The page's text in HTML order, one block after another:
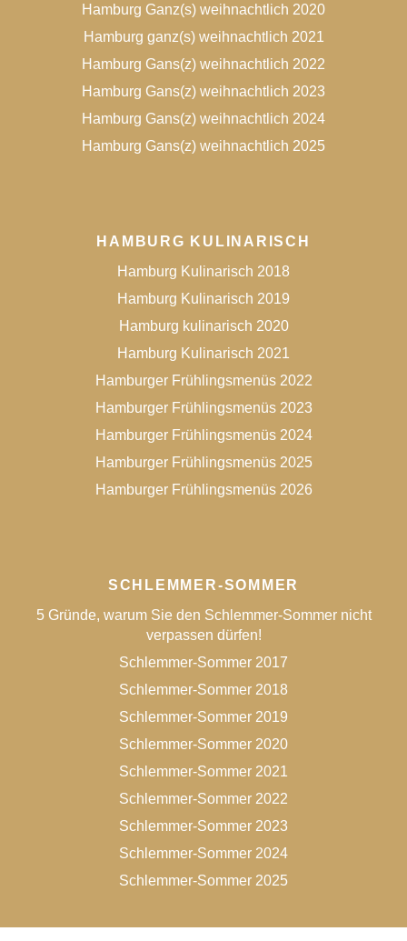
Hamburg Ganz(s) weihnachtlich 2020
Hamburg ganz(s) weihnachtlich 2021
Hamburg Gans(z) weihnachtlich 2022
Hamburg Gans(z) weihnachtlich 2023
Hamburg Gans(z) weihnachtlich 2024
Hamburg Gans(z) weihnachtlich 2025
HAMBURG KULINARISCH
Hamburg Kulinarisch 2018
Hamburg Kulinarisch 2019
Hamburg kulinarisch 2020
Hamburg Kulinarisch 2021
Hamburger Frühlingsmenüs 2022
Hamburger Frühlingsmenüs 2023
Hamburger Frühlingsmenüs 2024
Hamburger Frühlingsmenüs 2025
Hamburger Frühlingsmenüs 2026
SCHLEMMER-SOMMER
5 Gründe, warum Sie den Schlemmer-Sommer nicht
verpassen dürfen!
Schlemmer-Sommer 2017
Schlemmer-Sommer 2018
Schlemmer-Sommer 2019
Schlemmer-Sommer 2020
Schlemmer-Sommer 2021
Schlemmer-Sommer 2022
Schlemmer-Sommer 2023
Schlemmer-Sommer 2024
Schlemmer-Sommer 2025